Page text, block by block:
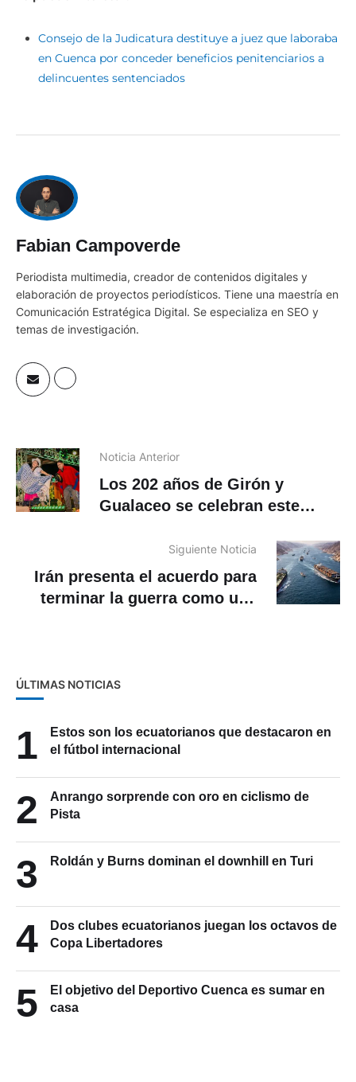
Consejo de la Judicatura destituye a juez que laboraba
en Cuenca por conceder beneficios penitenciarios a
delincuentes sentenciados
Fabian Campoverde
Periodista multimedia, creador de contenidos digitales y
elaboración de proyectos periodísticos. Tiene una maestría en
Comunicación Estratégica Digital. Se especializa en SEO y
temas de investigación.
Noticia Anterior
Los 202 años de Girón y
Gualaceo se celebran este
agenda austera
Siguiente Noticia
Irán presenta el acuerdo para
terminar la guerra como una
ÚLTIMAS NOTICIAS
1
Estos son los ecuatorianos que destacaron en
el fútbol internacional
2
Anrango sorprende con oro en ciclismo de
Pista
3 Roldán y Burns dominan el downhill en Turi
4
Dos clubes ecuatorianos juegan los octavos de
Copa Libertadores
5
El objetivo del Deportivo Cuenca es sumar en
casa